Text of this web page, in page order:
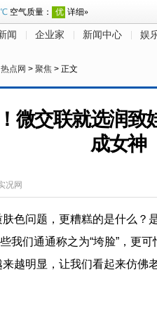
闻 企业家 新闻中心 娱
点网 > 聚焦 > 正文
微交联就选润致
成女神
况网
色问题，更糟糕的是什么？
我们通通称之为“垮脸”，更
越明显，让我们看起来仿佛